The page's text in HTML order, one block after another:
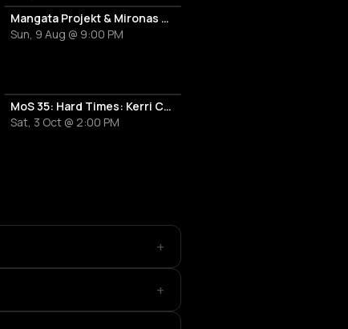
Mangata Projekt & Mironas at Island Athens Riviera
Sun, 9 Aug @ 9:00 PM
MoS 35: Hard Times: Kerri Chandler & Moodymann
Sat, 3 Oct @ 2:00 PM
+
+